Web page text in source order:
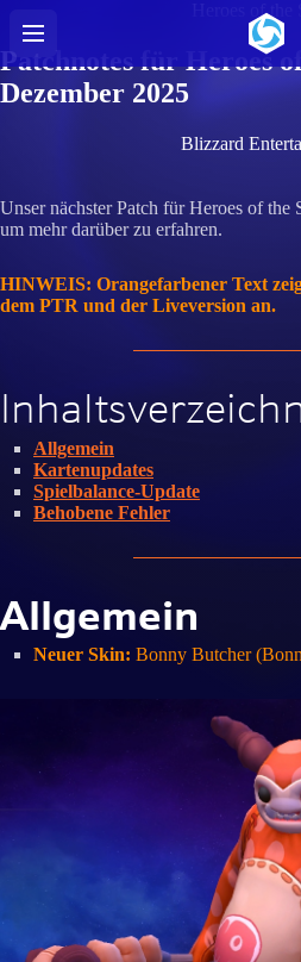
Heroes of the
Patchnotes für Heroes
Dezember 2025
Blizzard
Unser nächster Patch für Heroes of
um mehr darüber zu erfahren.
HINWEIS: Orangefarbener Text
dem PTR und der Liveversion an.
Allgemein
Kartenupdates
Spielbalance-Update
Behobene Fehler
Allgemein
Neuer Skin: Bonny Butcher